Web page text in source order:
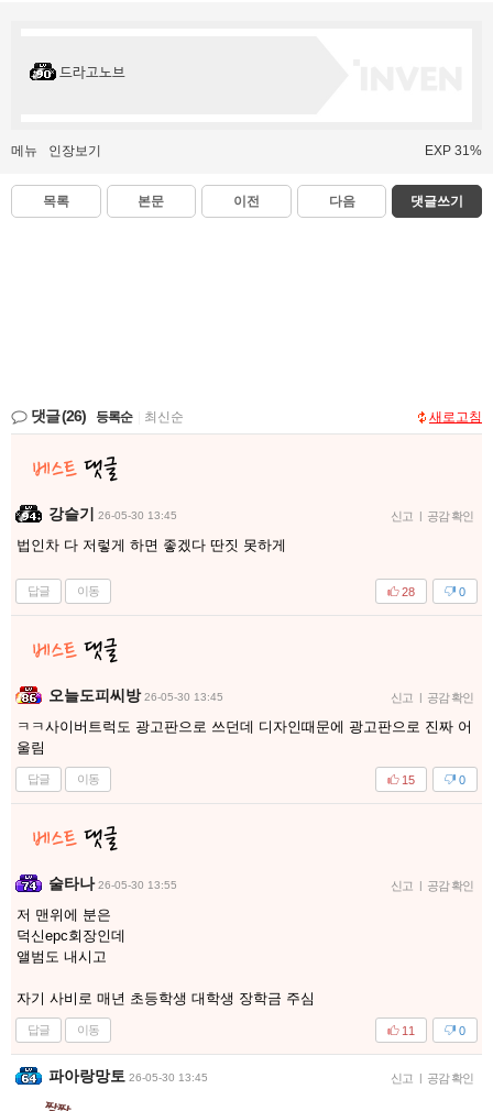
드라고노브
메뉴 인장보기 EXP 31%
목록 본문 이전 다음 댓글쓰기
댓글(26) 등록순 최신순 새로고침
강슬기 26-05-30 13:45 신고 | 공감 확인
법인차 다 저렇게 하면 좋겠다 딴짓 못하게
답글 이동 0
28
오늘도피씨방 26-05-30 13:45 신고 | 공감 확인
ㅋㅋ사이버트럭도 광고판으로 쓰던데 디자인때문에 광고판으로 진짜 어
울림
답글 이동 0
15
술타나 26-05-30 13:55 신고 | 공감 확인
저 맨위에 분은
덕신epc회장인데
앨범도 내시고
자기 사비로 매년 초등학생 대학생 장학금 주심
답글 이동 0
11
파아랑망토 26-05-30 13:45 신고 | 공감 확인